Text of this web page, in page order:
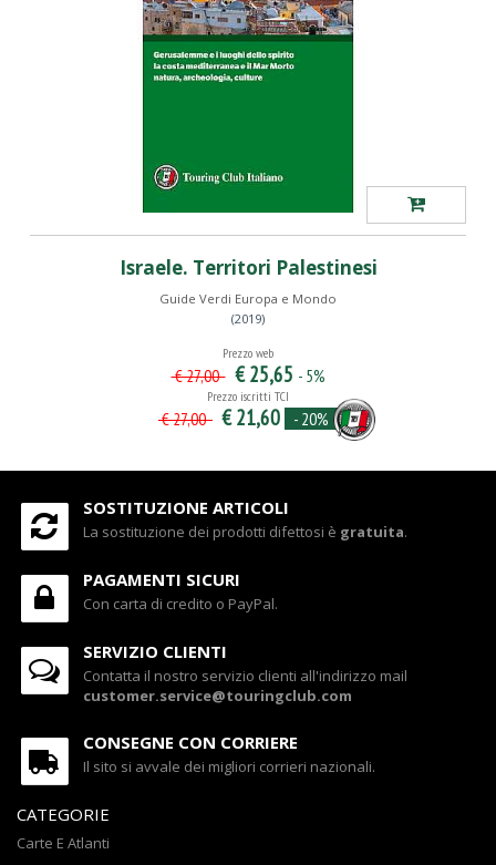
Israele. Territori Palestinesi
Guide Verdi Europa e Mondo
(2019)
Prezzo web
€ 27,00 € 25,65 - 5%
Prezzo iscritti TCI
€ 27,00 € 21,60 - 20%
SOSTITUZIONE ARTICOLI
La sostituzione dei prodotti difettosi è gratuita.
PAGAMENTI SICURI
Con carta di credito o PayPal.
SERVIZIO CLIENTI
Contatta il nostro servizio clienti all'indirizzo mail
customer.service@touringclub.com
CONSEGNE CON CORRIERE
Il sito si avvale dei migliori corrieri nazionali.
CATEGORIE
Carte E Atlanti